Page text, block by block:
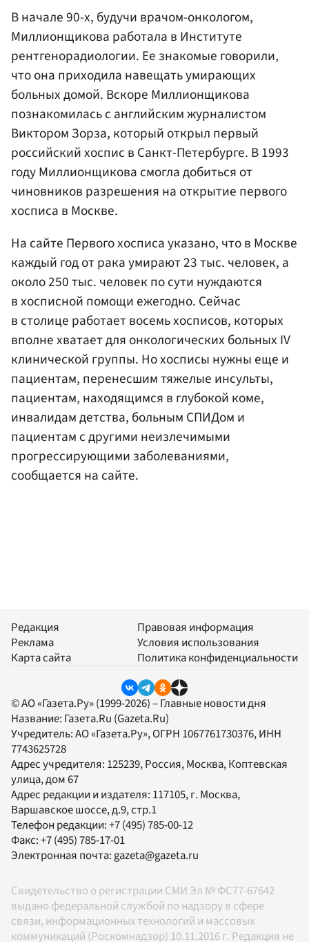
В начале 90-х, будучи врачом-онкологом,
Миллионщикова работала в Институте
рентгенорадиологии. Ее знакомые говорили,
что она приходила навещать умирающих
больных домой. Вскоре Миллионщикова
познакомилась с английским журналистом
Виктором Зорза, который открыл первый
российский хоспис в Санкт-Петербурге. В 1993
году Миллионщикова смогла добиться от
чиновников разрешения на открытие первого
хосписа в Москве.
На сайте Первого хосписа указано, что в Москве
каждый год от рака умирают 23 тыс. человек, а
около 250 тыс. человек по сути нуждаются
в хосписной помощи ежегодно. Сейчас
в столице работает восемь хосписов, которых
вполне хватает для онкологических больных IV
клинической группы. Но хосписы нужны еще и
пациентам, перенесшим тяжелые инсульты,
пациентам, находящимся в глубокой коме,
инвалидам детства, больным СПИДом и
пациентам с другими неизлечимыми
прогрессирующими заболеваниями,
сообщается на сайте.
Редакция
Реклама
Карта сайта
Правовая информация
Условия использования
Политика конфиденциальности
© АО «Газета.Ру» (1999-2026) – Главные новости дня
Название: Газета.Ru (Gazeta.Ru)
Учредитель:АО «Газета.Ру», ОГРН 1067761730376, ИНН
7743625728
Адрес учредителя: 125239, Россия, Москва, Коптевская
улица, дом 67
Адрес редакции и издателя: 117105, г. Москва,
Варшавское шоссе, д.9, стр.1
Телефон редакции:+7 (495) 785-00-12
Факс:+7 (495) 785-17-01
Электронная почта:gazeta@gazeta.ru
Свидетельство о регистрации СМИ Эл № ФС77-67642
выдано федеральной службой по надзору в сфере
связи, информационных технологий и массовых
коммуникаций (Роскомнадзор) 10.11.2016 г. Редакция не